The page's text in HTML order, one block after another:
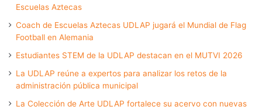
Escuelas Aztecas
Coach de Escuelas Aztecas UDLAP jugará el Mundial de Flag
Football en Alemania
Estudiantes STEM de la UDLAP destacan en el MUTVI 2026
La UDLAP reúne a expertos para analizar los retos de la
administración pública municipal
La Colección de Arte UDLAP fortalece su acervo con nuevas